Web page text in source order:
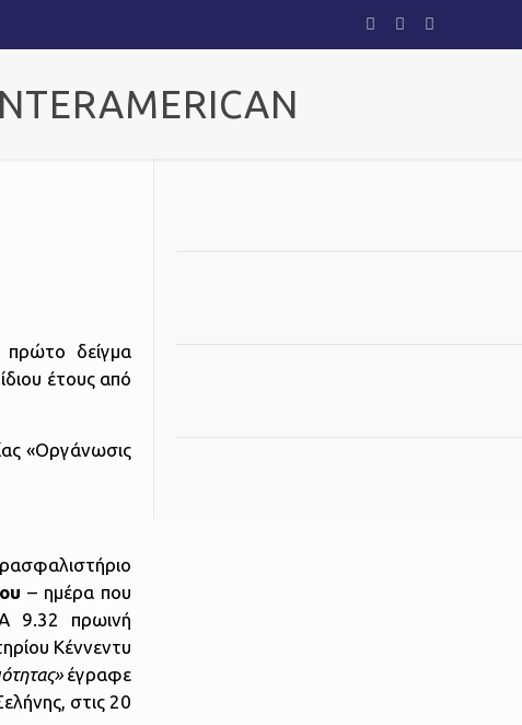
δείγμα
έτους από
«Οργάνωσις
– ημέρα που
9.32 πρωινή
Κέννεντυ
έγραφε
στις 20